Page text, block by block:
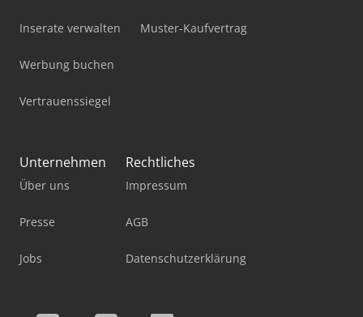
Inserate verwalten
Werbung buchen
Vertrauenssiegel
Muster-Kaufvertrag
Unternehmen
Über uns
Presse
Jobs
Rechtliches
Impressum
AGB
Datenschutzerklärung